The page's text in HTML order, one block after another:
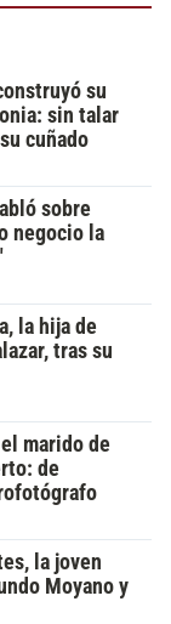
su
sin talar
cuñado
sobre
negocio la
la hija de
tras su
marido de
de
la joven
Moyano y